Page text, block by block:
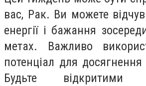
вас, Рак. Ви можете
енергії і бажання
метах. Важливо
потенціал для досягнення
Будьте